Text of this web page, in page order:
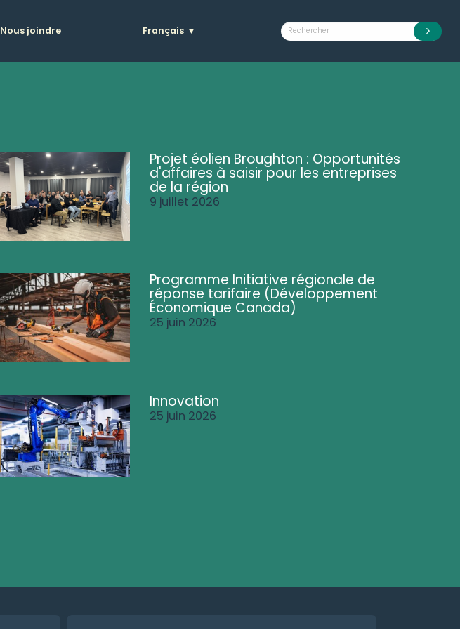
Nous joindre Français ▼
Projet éolien Broughton : Opportunités
d'affaires à saisir pour les entreprises
de la région
9 juillet 2026
Programme Initiative régionale de
réponse tarifaire (Développement
Économique Canada)
25 juin 2026
Innovation
25 juin 2026